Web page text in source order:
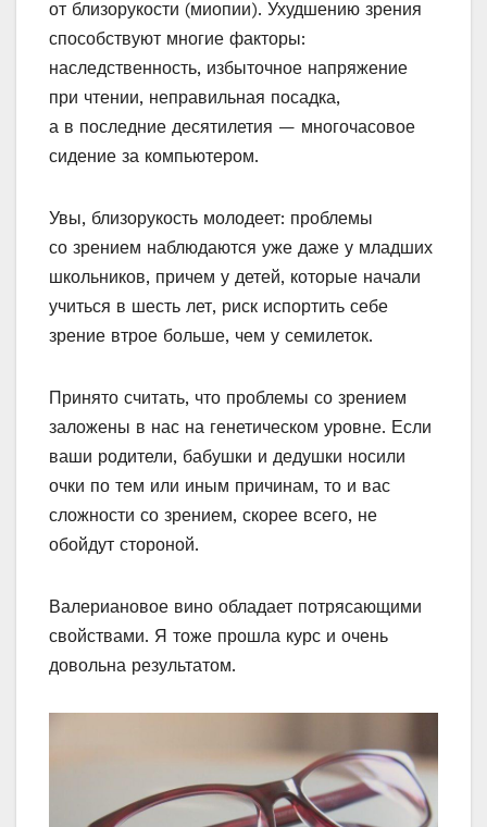
от близорукости (миопии). Ухудшению зрения
способствуют многие факторы:
наследственность, избыточное напряжение
при чтении, неправильная посадка,
а в последние десятилетия — многочасовое
сидение за компьютером.
Увы, близорукость молодеет: проблемы
со зрением наблюдаются уже даже у младших
школьников, причем у детей, которые начали
учиться в шесть лет, риск испортить себе
зрение втрое больше, чем у семилеток.
Принято считать, что проблемы со зрением
заложены в нас на генетическом уровне. Если
ваши родители, бабушки и дедушки носили
очки по тем или иным причинам, то и вас
сложности со зрением, скорее всего, не
обойдут стороной.
Валериановое вино обладает потрясающими
свойствами. Я тоже прошла курс и очень
довольна результатом.